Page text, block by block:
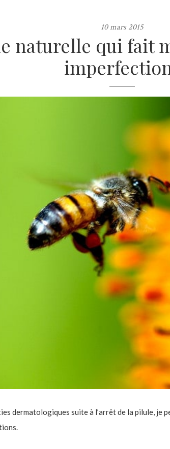
10 mars 2015
naturelle qui fait
dermatologiques suite à l’arrêt de la pilule, je